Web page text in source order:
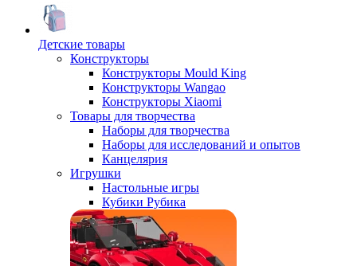
Детские товары
Конструкторы
Конструкторы Mould King
Конструкторы Wangao
Конструкторы Xiaomi
Товары для творчества
Наборы для творчества
Наборы для исследований и опытов
Канцелярия
Игрушки
Настольные игры
Кубики Рубика